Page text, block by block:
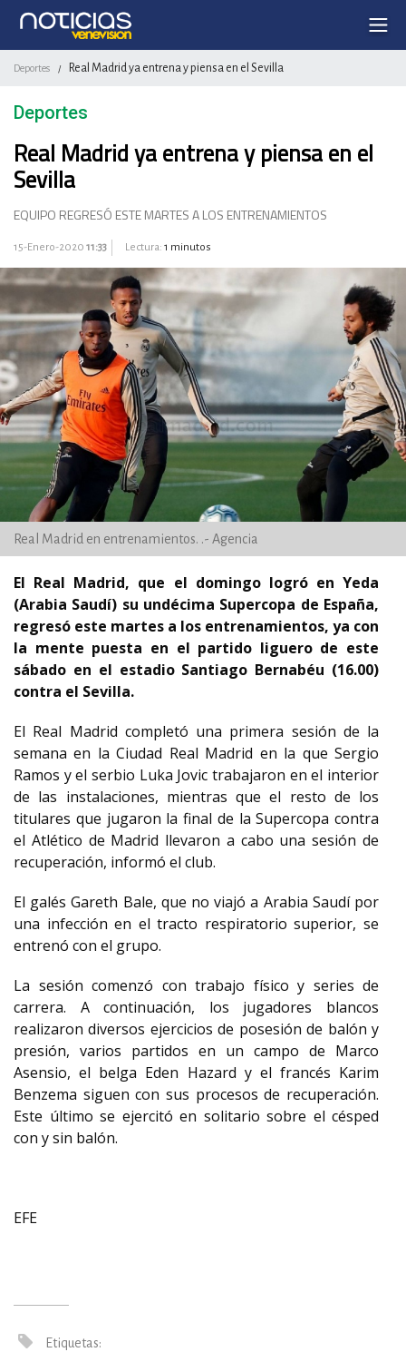
Deportes / Real Madrid ya entrena y piensa en el Sevilla
Deportes
Real Madrid ya entrena y piensa en el
Sevilla
EQUIPO REGRESÓ ESTE MARTES A LOS ENTRENAMIENTOS
15-Enero-2020 11:33 Lectura: 1 minutos
Real Madrid en entrenamientos. .- Agencia
El Real Madrid, que el domingo logró en Yeda
(Arabia Saudí) su undécima Supercopa de España,
regresó este martes a los entrenamientos, ya con
la mente puesta en el partido liguero de este
sábado en el estadio Santiago Bernabéu (16.00)
contra el Sevilla.
El Real Madrid completó una primera sesión de la
semana en la Ciudad Real Madrid en la que Sergio
Ramos y el serbio Luka Jovic trabajaron en el interior
de las instalaciones, mientras que el resto de los
titulares que jugaron la final de la Supercopa contra
el Atlético de Madrid llevaron a cabo una sesión de
recuperación, informó el club.
El galés Gareth Bale, que no viajó a Arabia Saudí por
una infección en el tracto respiratorio superior, se
entrenó con el grupo.
La sesión comenzó con trabajo físico y series de
carrera. A continuación, los jugadores blancos
realizaron diversos ejercicios de posesión de balón y
presión, varios partidos en un campo de Marco
Asensio, el belga Eden Hazard y el francés Karim
Benzema siguen con sus procesos de recuperación.
Este último se ejercitó en solitario sobre el césped
con y sin balón.
EFE
Etiquetas: